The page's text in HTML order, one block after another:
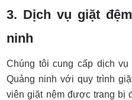
3. Dịch vụ giặt
ninh
Chúng tôi cung cấp dịch
Quảng ninh với quy trình
viên giặt nệm được trang bị